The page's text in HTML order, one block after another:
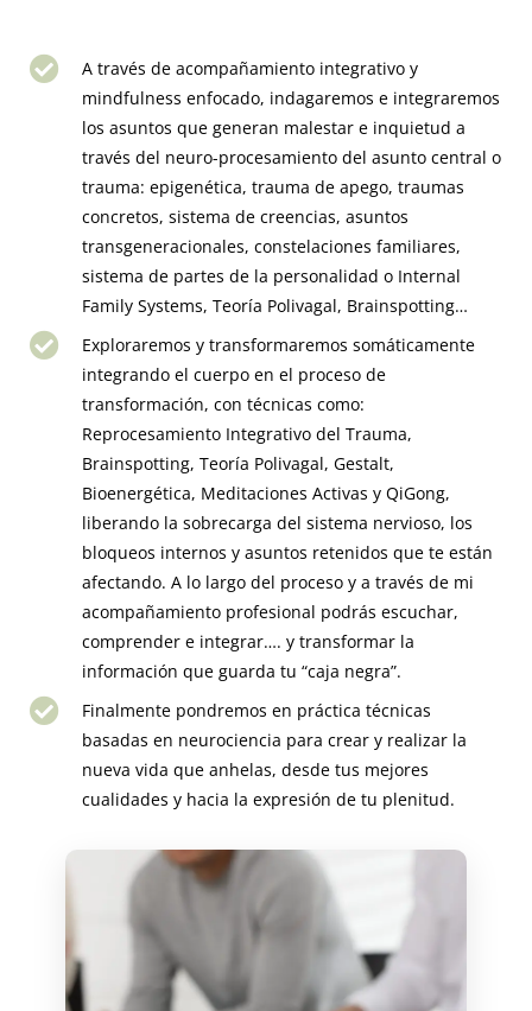
A través de acompañamiento integrativo y
mindfulness enfocado, indagaremos e integraremos
los asuntos que generan malestar e inquietud a
través del neuro-procesamiento del asunto central o
trauma: epigenética, trauma de apego, traumas
concretos, sistema de creencias, asuntos
transgeneracionales, constelaciones familiares,
sistema de partes de la personalidad o Internal
Family Systems, Teoría Polivagal, Brainspotting…
Exploraremos y transformaremos somáticamente
integrando el cuerpo en el proceso de
transformación, con técnicas como:
Reprocesamiento Integrativo del Trauma,
Brainspotting, Teoría Polivagal, Gestalt,
Bioenergética, Meditaciones Activas y QiGong,
liberando la sobrecarga del sistema nervioso, los
bloqueos internos y asuntos retenidos que te están
afectando. A lo largo del proceso y a través de mi
acompañamiento profesional podrás escuchar,
comprender e integrar…. y transformar la
información que guarda tu “caja negra”.
Finalmente pondremos en práctica técnicas
basadas en neurociencia para crear y realizar la
nueva vida que anhelas, desde tus mejores
cualidades y hacia la expresión de tu plenitud.